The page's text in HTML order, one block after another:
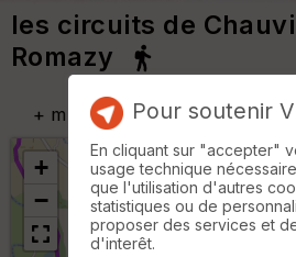
les circuits de
Romazy
+ m
+
−
Pour soutenir
En cliquant sur "accepter"
usage technique
que l'utilisation d'autres
statistiques ou de
proposer des services et
d'interêt.